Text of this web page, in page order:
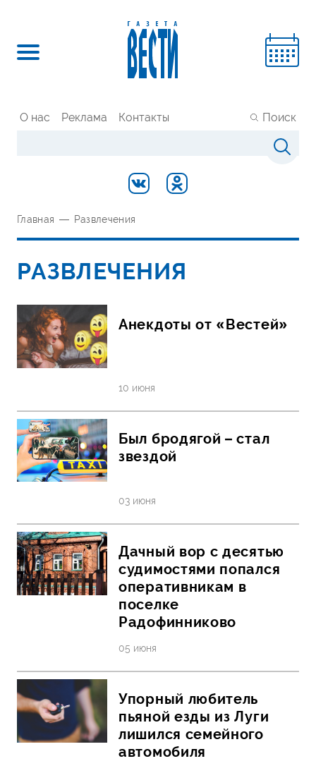
О нас Реклама Контакты Поиск
Главная — Развлечения
РАЗВЛЕЧЕНИЯ
Анекдоты от «Вестей»
10 июня
Был бродягой – стал
звездой
03 июня
Дачный вор с десятью
судимостями попался
оперативникам в
поселке
Радофинниково
05 июня
Упорный любитель
пьяной езды из Луги
лишился семейного
автомобиля